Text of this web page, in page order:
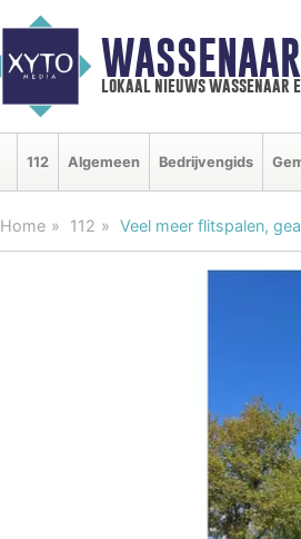
lokaal nieuws wassenaar
112 Algemeen Bedrijvengids
Home 112 Veel meer flitspalen,